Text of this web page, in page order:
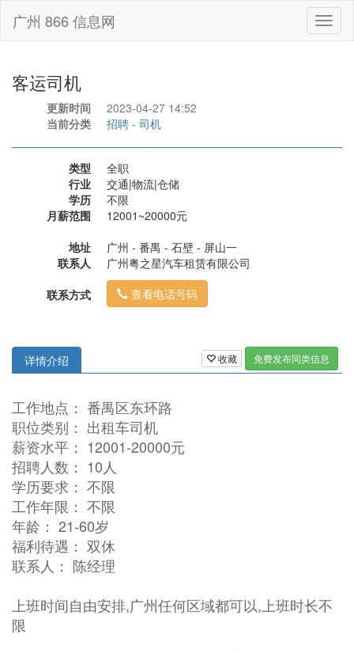
广州 866 信息网
客运司机
更新时间
2023-04-27 14:52
当前分类
招聘 - 司机
类型
全职
行业
交通|物流|仓储
学历
不限
月薪范围
12001~20000元
地址
广州 - 番禺 - 石壁 - 屏山一
联系人
广州粤之星汽车租赁有限公司
联系方式
查看电话号码
收藏 免费发布同类信息
详情介绍
工作地点： 番禺区东环路
职位类别： 出租车司机
薪资水平： 12001-20000元
招聘人数： 10人
学历要求： 不限
工作年限： 不限
年龄： 21-60岁
福利待遇： 双休
联系人： 陈经理
上班时间自由安排,广州任何区域都可以,上班时长不
限